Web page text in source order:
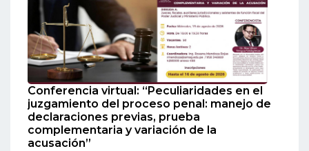
Conferencia virtual: “Peculiaridades en el
juzgamiento del proceso penal: manejo de
declaraciones previas, prueba
complementaria y variación de la
acusación”